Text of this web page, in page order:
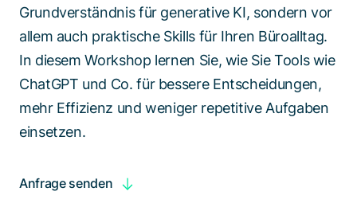
Grundverständnis für generative KI, sondern vor
allem auch praktische Skills für Ihren Büroalltag.
In diesem Workshop lernen Sie, wie Sie Tools wie
ChatGPT und Co. für bessere Entscheidungen,
mehr Effizienz und weniger repetitive Aufgaben
einsetzen.​
Anfrage senden